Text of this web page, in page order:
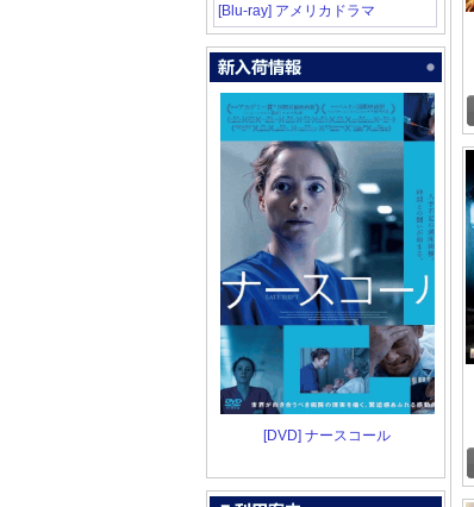
[Blu-ray] アメリカドラマ
[DVD] ナースコール